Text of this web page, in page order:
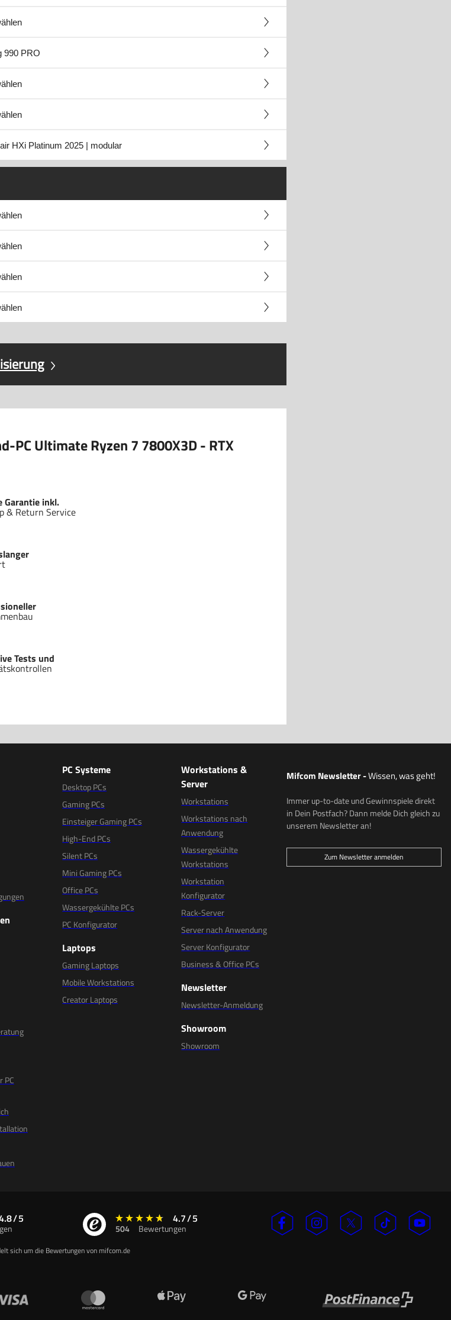
990 PRO
HXi Platinum 2025 | modular
PC Ultimate Ryzen 7 7800X3D - RTX
Garantie inkl.
& Return Service
Tests und
PC
PC Systeme
Desktop PCs
Gaming PCs
Einsteiger Gaming PCs
High-End PCs
Silent PCs
Mini Gaming PCs
Office PCs
Wassergekühlte PCs
PC Konfigurator
Laptops
Gaming Laptops
Mobile Workstations
Creator Laptops
Workstations &
Server
Workstations
Workstations nach
Anwendung
Wassergekühlte
Workstations
Workstation
Konfigurator
Rack-Server
Server nach Anwendung
Server Konfigurator
Business & Office PCs
Newsletter
Newsletter-Anmeldung
Showroom
Showroom
Mifcom Newsletter-Wissen, was geht!
Immer up-to-date und Gewinnspiele direkt
in Dein Postfach? Dann melde Dich gleich zu
unserem Newsletter an!
Zum Newsletter anmelden
/5 4.7/5
504 Bewertungen
sich um die Bewertungen von mifcom.de